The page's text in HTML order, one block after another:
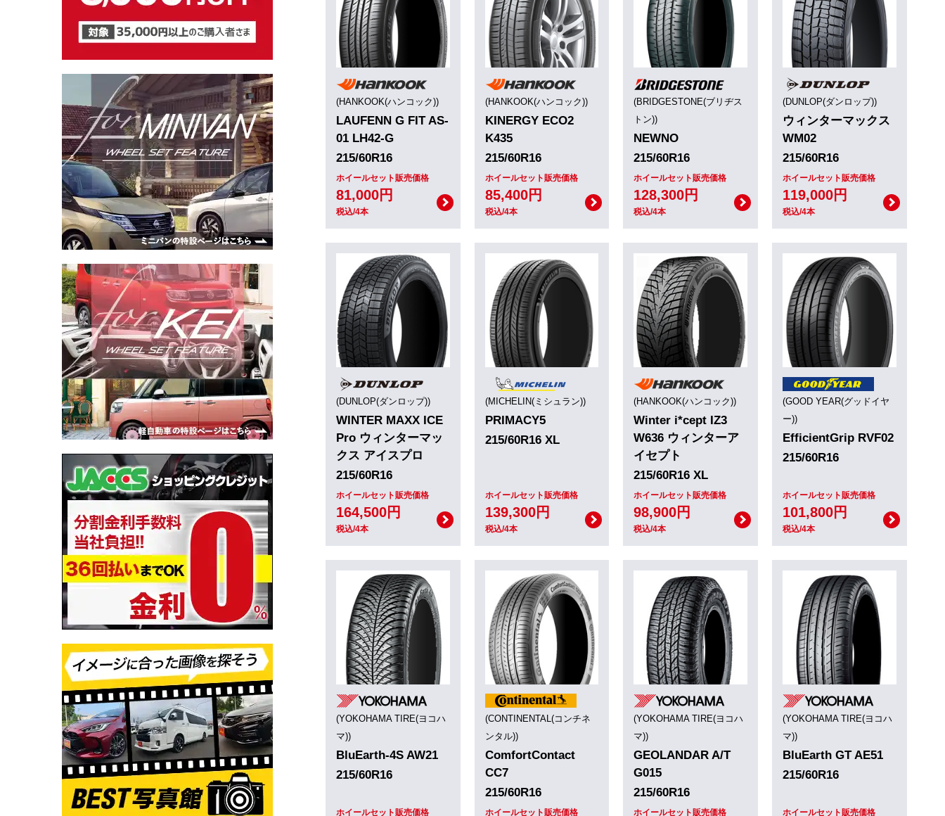
(HANKOOK(ハンコック))
LAUFENN G FIT AS-
01 LH42-G
215/60R16
ホイールセット販売価格
81,000円
税込/4本
(HANKOOK(ハンコック))
KINERGY ECO2
K435
215/60R16
ホイールセット販売価格
85,400円
税込/4本
(BRIDGESTONE(ブリヂス
トン))
NEWNO
215/60R16
ホイールセット販売価格
128,300円
税込/4本
(DUNLOP(ダンロップ))
ウィンターマックス
WM02
215/60R16
ホイールセット販売価格
119,000円
税込/4本
(DUNLOP(ダンロップ))
WINTER MAXX ICE
Pro ウィンターマッ
クス アイスプロ
215/60R16
ホイールセット販売価格
164,500円
税込/4本
(MICHELIN(ミシュラン))
PRIMACY5
215/60R16 XL
ホイールセット販売価格
139,300円
税込/4本
(HANKOOK(ハンコック))
Winter i*cept IZ3
W636 ウィンターア
イセプト
215/60R16 XL
ホイールセット販売価格
98,900円
税込/4本
(GOOD YEAR(グッドイヤ
ー))
EfficientGrip RVF02
215/60R16
ホイールセット販売価格
101,800円
税込/4本
(YOKOHAMA TIRE(ヨコハ
マ))
BluEarth-4S AW21
215/60R16
ホイールセット販売価格
(CONTINENTAL(コンチネ
ンタル))
ComfortContact
CC7
215/60R16
ホイールセット販売価格
(YOKOHAMA TIRE(ヨコハ
マ))
GEOLANDAR A/T
G015
215/60R16
ホイールセット販売価格
(YOKOHAMA TIRE(ヨコハ
マ))
BluEarth GT AE51
215/60R16
ホイールセット販売価格